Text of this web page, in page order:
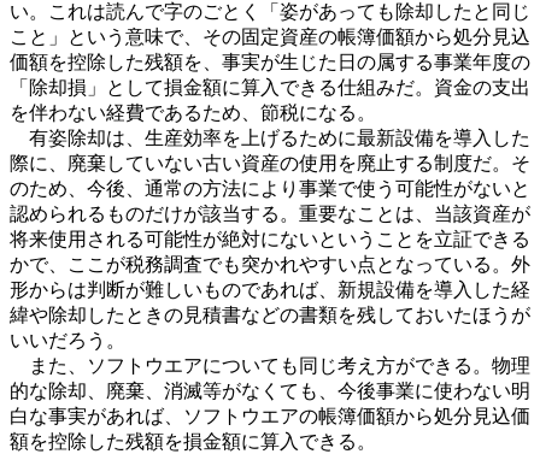
い。これは読んで字のごとく「姿があっても除却したと同じ
こと」という意味で、その固定資産の帳簿価額から処分見込
価額を控除した残額を、事実が生じた日の属する事業年度の
「除却損」として損金額に算入できる仕組みだ。資金の支出
を伴わない経費であるため、節税になる。
有姿除却は、生産効率を上げるために最新設備を導入した
際に、廃棄していない古い資産の使用を廃止する制度だ。そ
のため、今後、通常の方法により事業で使う可能性がないと
認められるものだけが該当する。重要なことは、当該資産が
将来使用される可能性が絶対にないということを立証できる
かで、ここが税務調査でも突かれやすい点となっている。外
形からは判断が難しいものであれば、新規設備を導入した経
緯や除却したときの見積書などの書類を残しておいたほうが
いいだろう。
また、ソフトウエアについても同じ考え方ができる。物理
的な除却、廃棄、消滅等がなくても、今後事業に使わない明
白な事実があれば、ソフトウエアの帳簿価額から処分見込価
額を控除した残額を損金額に算入できる。